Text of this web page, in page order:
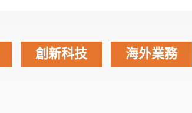
創新科技 海外業務